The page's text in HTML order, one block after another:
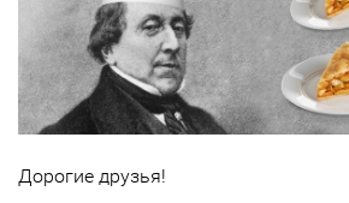
Дорогие друзья!